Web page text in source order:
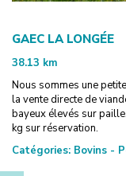
GAEC LA LONGÉE
38.13 km
Nous sommes une
la vente directe de
bayeux élevés sur
kg sur réservation.
Catégories: Bovins -